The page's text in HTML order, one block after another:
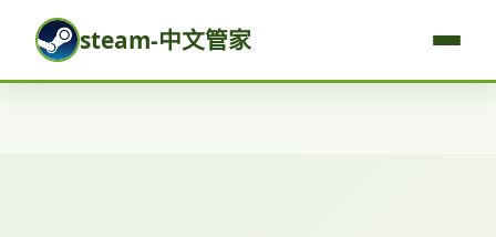
steam-中文管家